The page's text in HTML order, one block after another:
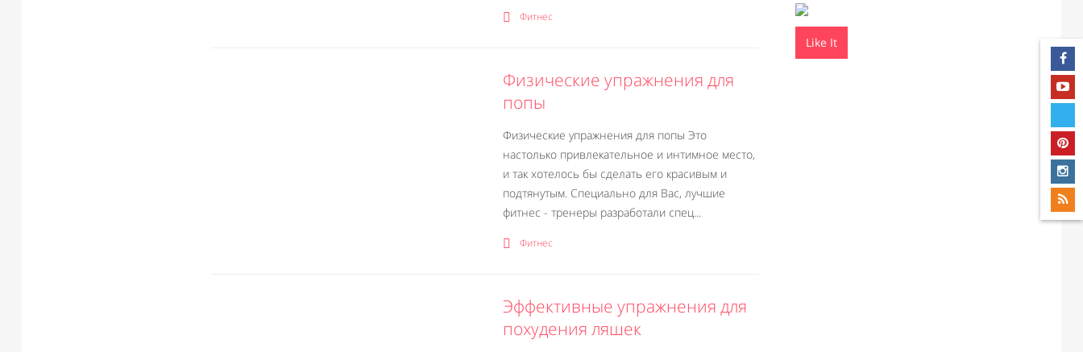
Фитнес
Физические упражнения для
попы
Физические упражнения для попы Это
настолько привлекательное и интимное место,
и так хотелось бы сделать его красивым и
подтянутым. Специально для Вас, лучшие
фитнес - тренеры разработали спец...
Фитнес
Эффективные упражнения для
похудения ляшек
Like It